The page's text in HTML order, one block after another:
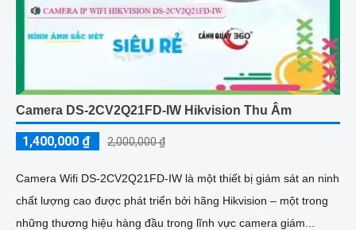
Camera DS-2CV2Q21FD-IW Hikvision Thu Âm
1,400,000 ₫ 2,000,000 ₫
Camera Wifi DS-2CV2Q21FD-IW là một thiết bị giám sát an ninh
chất lượng cao được phát triển bởi hãng Hikvision – một trong
những thương hiệu hàng đầu trong lĩnh vực camera giám...